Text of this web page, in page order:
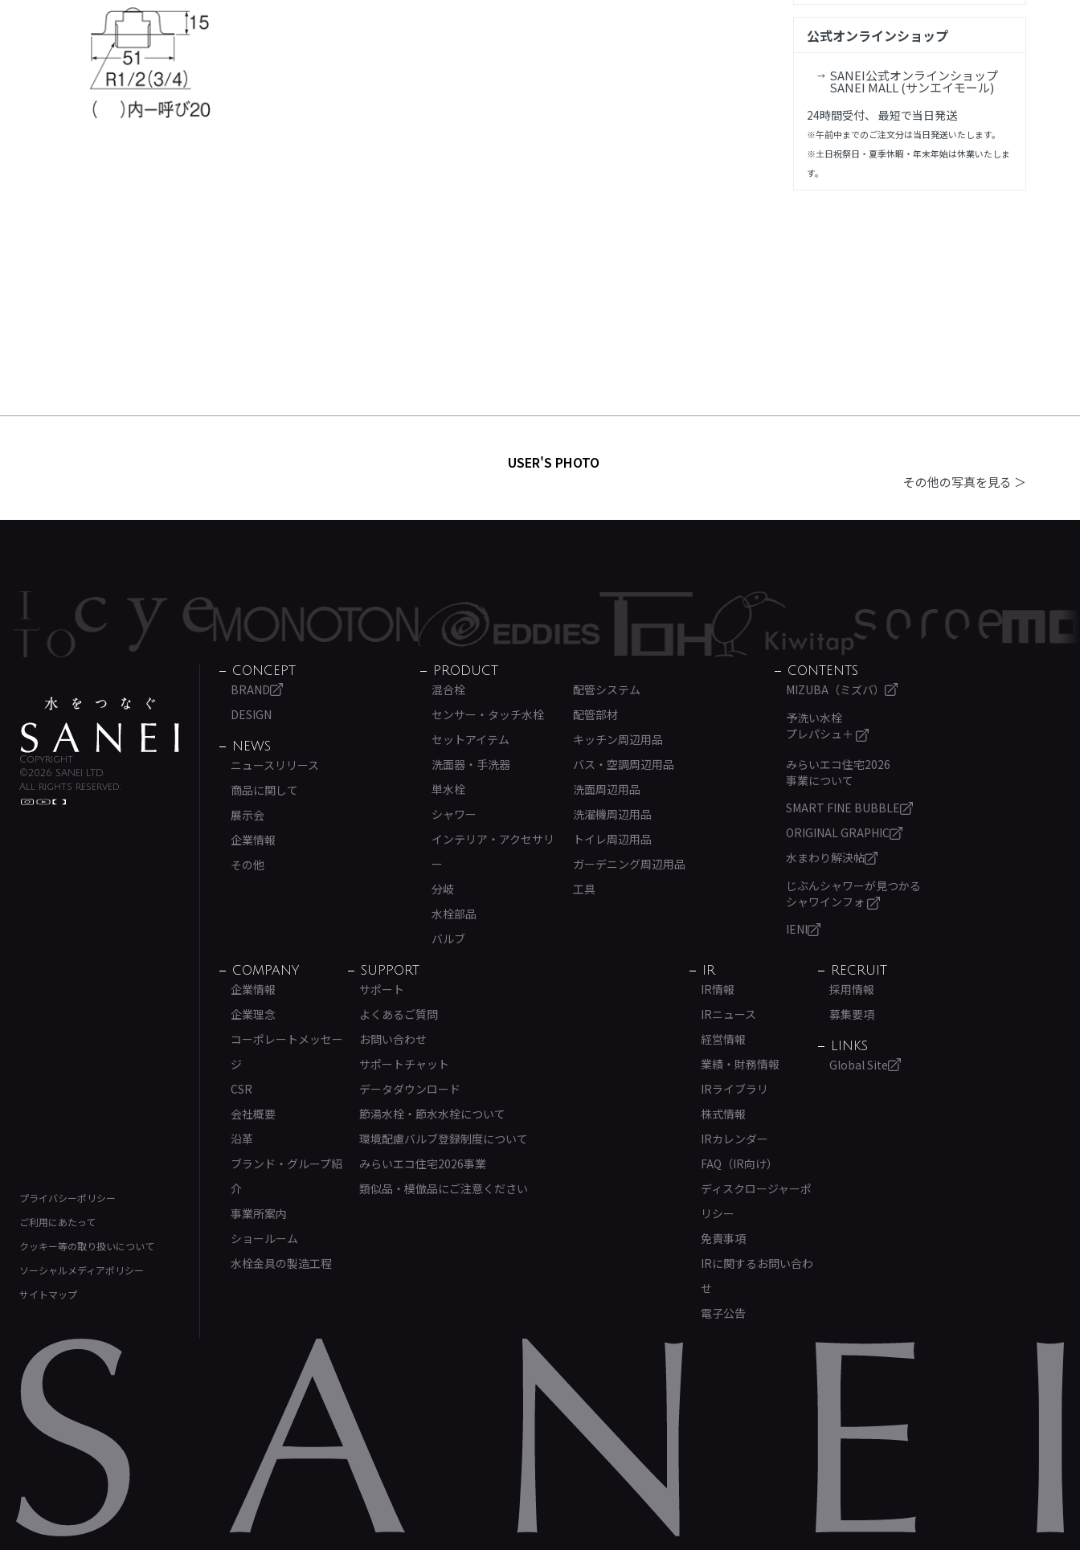
公式オンラインショップ
SANEI公式オンラインショップ
SANEI MALL (サンエイモール)
24時間受付、 最短で当日発送
※午前中までのご注文分は当日発送いたします。
※土日祝祭日・夏季休暇・年末年始は休業いたしま
す。
USER'S PHOTO
その他の写真を見る ＞
Copyright
©2026 SANEI LTD.
All rights reserved.
プライバシーポリシー
ご利用にあたって
クッキー等の取り扱いについて
ソーシャルメディアポリシー
サイトマップ
CONCEPT
BRAND
DESIGN
NEWS
ニュースリリース
商品に関して
展示会
企業情報
その他
PRODUCT
混合栓
センサー・タッチ水栓
セットアイテム
洗面器・手洗器
単水栓
シャワー
インテリア・アクセサリ
ー
分岐
水栓部品
バルブ
配管システム
配管部材
キッチン周辺用品
バス・空調周辺用品
洗面周辺用品
洗濯機周辺用品
トイレ周辺用品
ガーデニング周辺用品
工具
CONTENTS
MIZUBA（ミズバ）
予洗い水栓
プレパシュ＋
みらいエコ住宅2026
事業について
SMART FINE BUBBLE
ORIGINAL GRAPHIC
水まわり解決帖
じぶんシャワーが見つかる
シャワインフォ
IENI
COMPANY
企業情報
企業理念
コーポレートメッセー
ジ
CSR
会社概要
沿革
ブランド・グループ紹
介
事業所案内
ショールーム
水栓金具の製造工程
SUPPORT
サポート
よくあるご質問
お問い合わせ
サポートチャット
データダウンロード
節湯水栓・節水水栓について
環境配慮バルブ登録制度について
みらいエコ住宅2026事業
類似品・模倣品にご注意ください
IR
IR情報
IRニュース
経営情報
業績・財務情報
IRライブラリ
株式情報
IRカレンダー
FAQ（IR向け）
ディスクロージャーポ
リシー
免責事項
IRに関するお問い合わ
せ
電子公告
RECRUIT
採用情報
募集要項
LINKS
Global Site